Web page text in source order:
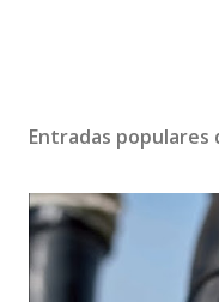
Entradas populares